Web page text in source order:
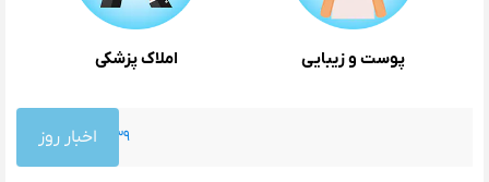
پوست و زیبایی املاک پزشکی
اخبار روز